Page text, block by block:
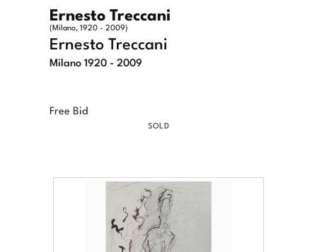
Ernesto Treccani
(Milano, 1920 - 2009)
Ernesto Treccani
Milano 1920 - 2009
Free Bid
SOLD